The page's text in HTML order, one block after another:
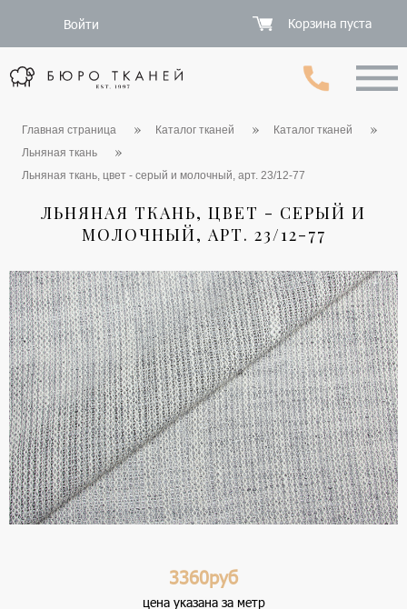
Войти Корзина пуста
Главная страница Каталог тканей
Каталог тканей
Льняная ткань
Льняная ткань, цвет - серый и молочный, арт. 23/12-77
ЛЬНЯНАЯ ТКАНЬ, ЦВЕТ - СЕРЫЙ И
МОЛОЧНЫЙ, АРТ. 23/12-77
1 / 5
3360руб
цена указана за метр